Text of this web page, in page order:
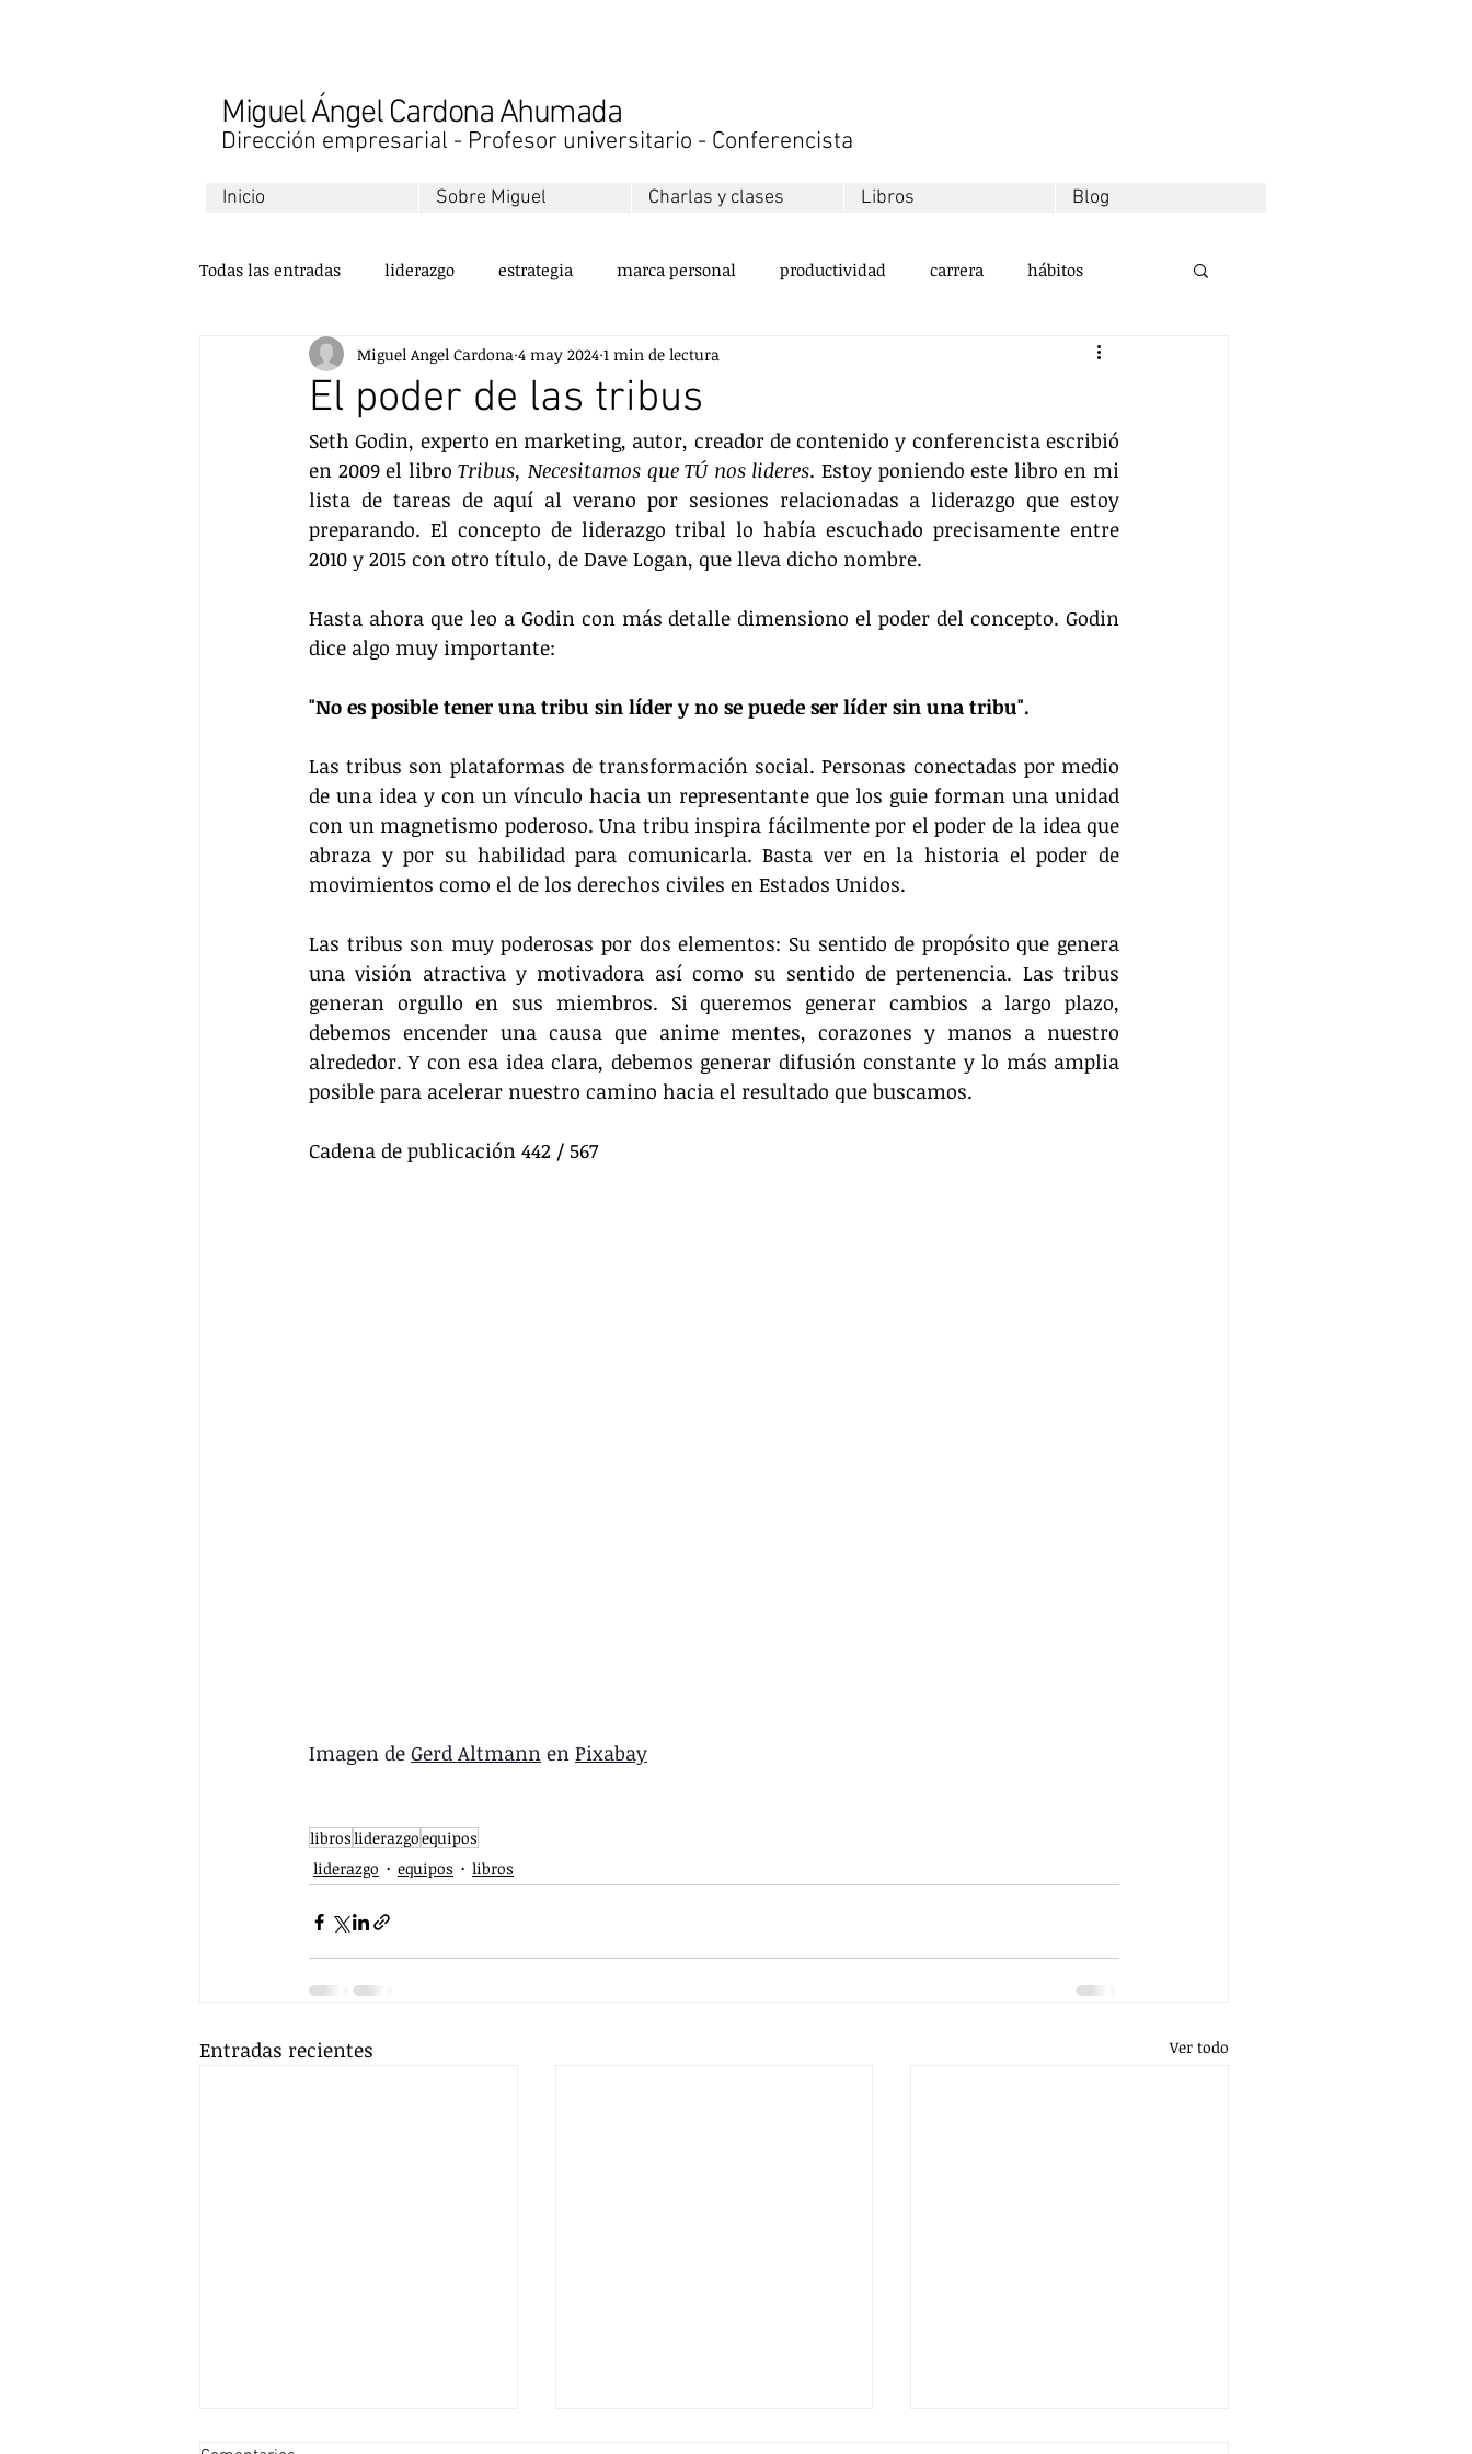
Miguel Ángel Cardona Ahumada
Dirección empresarial - Profesor universitario - Conferencista
Inicio Sobre Miguel Charlas y clases Libros Blog
Todas las entradas liderazgo estrategia marca personal productividad carrera hábitos
finanzas desarrollo personal equipos decisiones
comunicación servicio al cliente valores emprendimiento mentalidad
El poder de las tribus
Miguel Angel Cardona 4 may 2024 1 min de lectura
Seth Godin, experto en marketing, autor, creador de contenido y conferencista escribió
en 2009 el libro Tribus, Necesitamos que TÚ nos lideres. Estoy poniendo este libro en mi
lista de tareas de aquí al verano por sesiones relacionadas a liderazgo que estoy
preparando. El concepto de liderazgo tribal lo había escuchado precisamente entre
2010 y 2015 con otro título, de Dave Logan, que lleva dicho nombre.
Hasta ahora que leo a Godin con más detalle dimensiono el poder del concepto. Godin
dice algo muy importante:
"No es posible tener una tribu sin líder y no se puede ser líder sin una tribu".
Las tribus son plataformas de transformación social. Personas conectadas por medio
de una idea y con un vínculo hacia un representante que los guie forman una unidad
con un magnetismo poderoso. Una tribu inspira fácilmente por el poder de la idea que
abraza y por su habilidad para comunicarla. Basta ver en la historia el poder de
movimientos como el de los derechos civiles en Estados Unidos.
Las tribus son muy poderosas por dos elementos: Su sentido de propósito que genera
una visión atractiva y motivadora así como su sentido de pertenencia. Las tribus
generan orgullo en sus miembros. Si queremos generar cambios a largo plazo,
debemos encender una causa que anime mentes, corazones y manos a nuestro
alrededor. Y con esa idea clara, debemos generar difusión constante y lo más amplia
posible para acelerar nuestro camino hacia el resultado que buscamos.
Cadena de publicación 442 / 567
Imagen de Gerd Altmann en Pixabay
librosliderazgoequipos
liderazgo
equipos libros
Entradas recientes Ver todo